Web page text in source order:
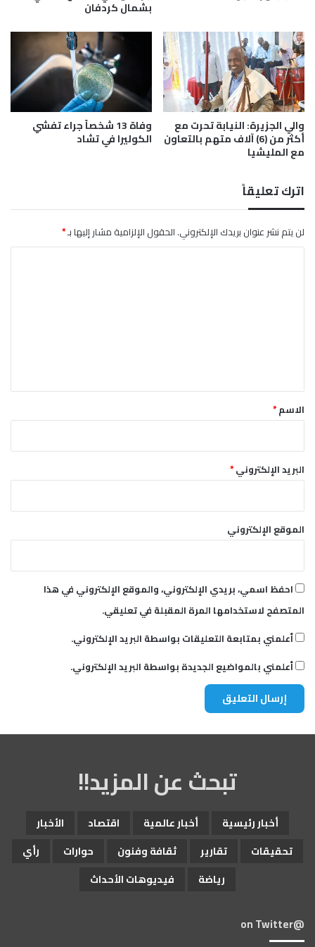
ر
ى
ا
ل
م
و
ع
ي
د
ا
ن
ل
ا
ي
ز
ا
ل
ط
ي
ر
ا
بشمال كردفان
والي الجزيرة: النيابة تحرت مع
أكثر من (6) آلاف متهم بالتعاون
مع المليشيا
وفاة 13 شخصاً جراء تفشي
الكوليرا في تشاد
اترك تعليقاً
لن يتم نشر عنوان بريدك الإلكتروني.الحقول الإلزامية مشار إليها بـ*
*الاسم*
البريد الإلكتروني*
الموقع الإلكتروني
احفظ اسمي، بريدي الإلكتروني، والموقع الإلكتروني في هذا
المتصفح لاستخدامها المرة المقبلة في تعليقي.
أعلمني بمتابعة التعليقات بواسطة البريد الإلكتروني.
أعلمني بالمواضيع الجديدة بواسطة البريد الإلكتروني.
تبحث عن المزيد!!
أخبار رئيسية أخبار عالمية اقتصاد
الأخبار
تحقيقات
تقارير ثقافة وفنون حوارات
رأي
رياضة
فيديوهات الأحداث
@on Twitter